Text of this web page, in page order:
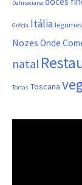
Dalmaciana
Grécia Itália legumes
Nozes Onde
natal
Tortas Toscana